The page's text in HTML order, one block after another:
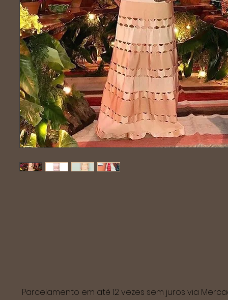
Parcelamento em até 12 vezes sem juros via